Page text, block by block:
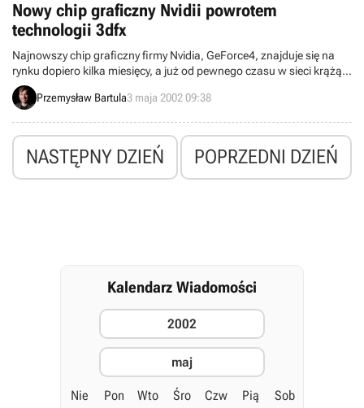
grać w gry. Zainteresowani?...
Nowy chip graficzny Nvidii powrotem
technologii 3dfx
Najnowszy chip graficzny firmy Nvidia, GeForce4, znajduje się na
rynku dopiero kilka miesięcy, a już od pewnego czasu w sieci krążą
nieoficjalne informacje o układzie nowej generacji. O przepraszam,
już nie są to plotki. CEO Nvidii, pan Jen-Hsun Huang oficjalnie
roku.
Przemysław Bartula3 maja 2002 09:38
NASTĘPNY DZIEŃ POPRZEDNI DZIEŃ
Kalendarz Wiadomości
2002
maj
Nie Pon Wto Śro Czw Pią Sob